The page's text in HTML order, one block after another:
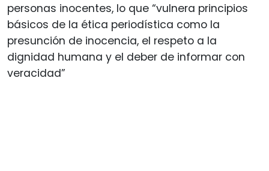
personas inocentes, lo que “vulnera principios
básicos de la ética periodística como la
presunción de inocencia, el respeto a la
dignidad humana y el deber de informar con
veracidad”